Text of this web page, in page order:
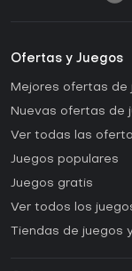
Ofertas y Juegos
Mejores ofertas de
Nuevas ofertas de
Ver todas las
Juegos populares
Juegos gratis
Ver todos los
Tiendas de juegos